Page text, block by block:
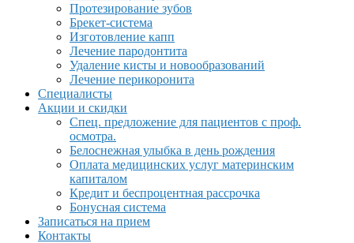
Протезирование зубов
Брекет-система
Изготовление капп
Лечение пародонтита
Удаление кисты и новообразований
Лечение перикоронита
Специалисты
Акции и скидки
Спец. предложение для пациентов с проф.
осмотра.
Белоснежная улыбка в день рождения
Оплата медицинских услуг материнским
капиталом
Кредит и беспроцентная рассрочка
Бонусная система
Записаться на прием
Контакты